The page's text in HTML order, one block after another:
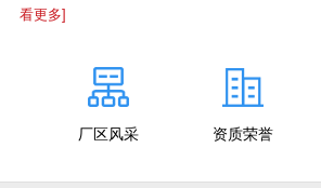
看更多]
厂区风采 资质荣誉